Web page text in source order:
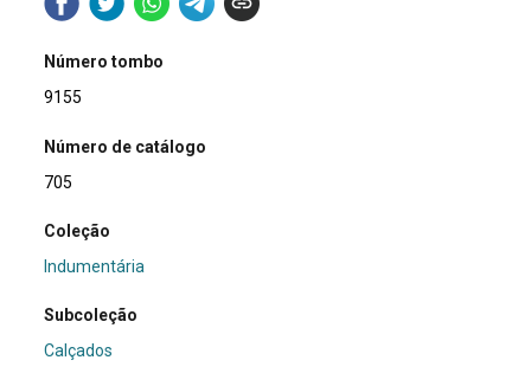
Número tombo
9155
Número de catálogo
705
Coleção
Indumentária
Subcoleção
Calçados